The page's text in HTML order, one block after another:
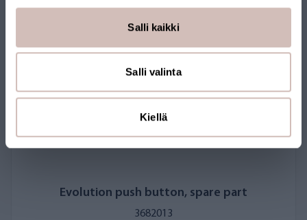
Salli kaikki
Salli valinta
Kiellä
Evolution push button, spare part
3682013